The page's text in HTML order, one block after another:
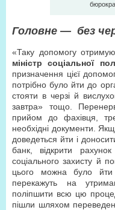
Головне — без
«Таку допомогу
міністр соціальної
призначення цієї
потрібно було йти до
стояти в черзі й
завтра» тощо.
прийом до фахівця,
необхідні документи.
доведеться йти і
банк, відкрити
соціального захисту й
цього можна було
перекажуть на
поліпшити всю цю
пішли шляхом